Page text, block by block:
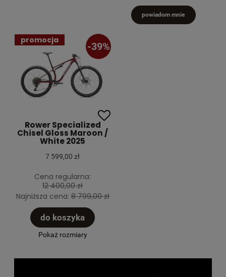
powiadom mnie
Rower Specialized
Chisel Gloss Maroon /
White 2025
7 599,00 zł
Cena regularna:
12 400,00 zł
Najniższa cena:8 799,00 zł
do koszyka
Pokaż rozmiary
promocja
-39%